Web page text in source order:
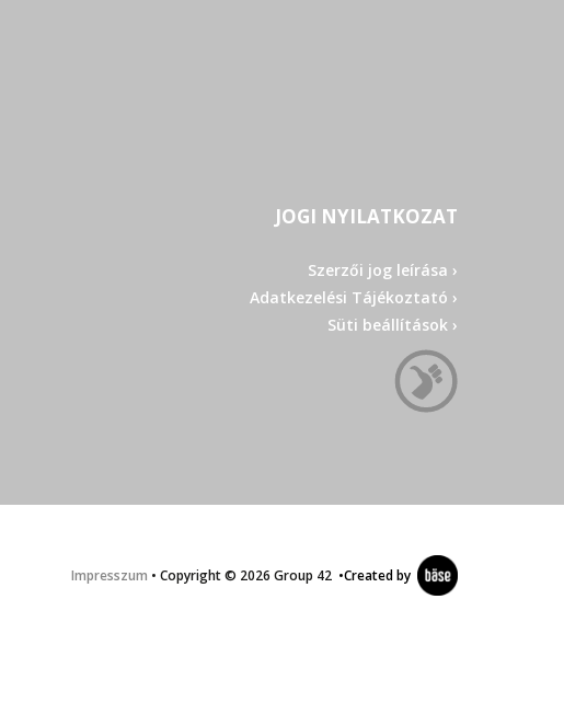
JOGI NYILATKOZAT
Szerzői jog leírása ›
Adatkezelési Tájékoztató ›
Süti beállítások ›
Impresszum • Copyright © 2026 Group 42 •Created by